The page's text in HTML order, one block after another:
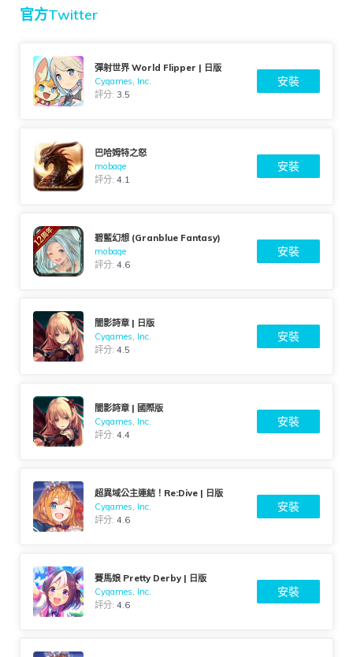
官方Twitter
彈射世界 World Flipper | 日版
Cygames, Inc.
評分: 3.5
安裝
巴哈姆特之怒
mobage
評分:4.1
安裝
碧藍幻想 (Granblue Fantasy)
mobage
評分:4.6
安裝
闇影詩章 | 日版
Cygames, Inc.
評分:4.5
安裝
闇影詩章 | 國際版
Cygames, Inc.
評分:4.4
安裝
超異域公主連結！Re:Dive | 日版
Cygames, Inc.
評分:4.6
安裝
賽馬娘 Pretty Derby | 日版
Cygames, Inc.
評分:4.6
安裝